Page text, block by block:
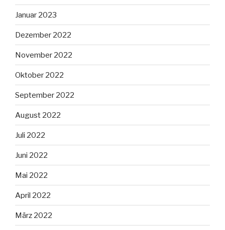
Januar 2023
Dezember 2022
November 2022
Oktober 2022
September 2022
August 2022
Juli 2022
Juni 2022
Mai 2022
April 2022
März 2022